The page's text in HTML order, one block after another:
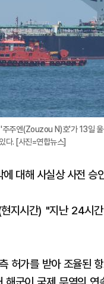
주엔(Zouzou N)호'가 13일
다. [사진=연합뉴스]
대해 사실상 사전
지시간) "지난 24시
허가를 받아 조율된